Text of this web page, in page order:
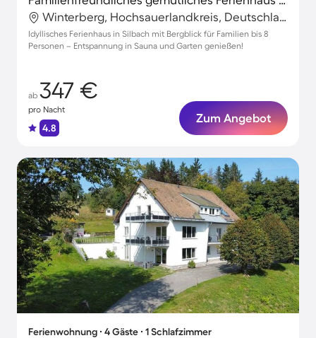
Winterberg, Hochsauerlandkreis, Deutschland
Idyllisches Ferienhaus in Silbach mit Bergblick für Familien bis 8
Personen – Entspannung in Sauna und Garten genießen!
ab 347 €
pro Nacht
4.8
Zum Angebot
Ferienwohnung ∙ 4 Gäste ∙ 1 Schlafzimmer